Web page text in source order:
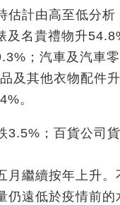
估計由高至低分
及名貴禮物升
；汽車及汽車
及其他衣物配件
。
3.5%；百貨公司
月繼續按年上升
遠低於疫情前的